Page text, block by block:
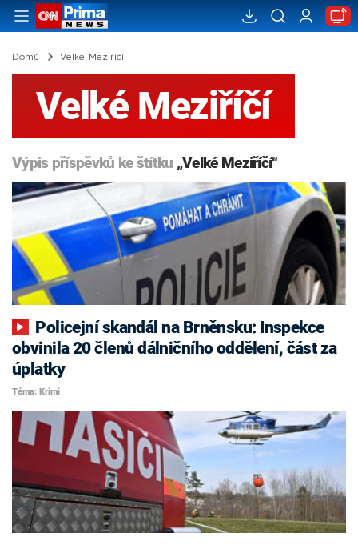
Domů Velké Meziříčí
Velké Meziříčí
Výpis příspěvků ke štítku „Velké Meziříčí“
obvinila 20 členů dálničního oddělení, část za
úplatky
Téma: Krimi